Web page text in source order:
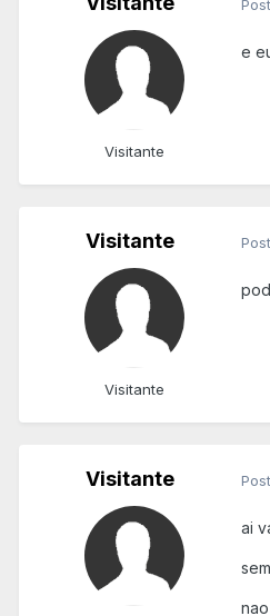
Visitante
e
Visitante
Visitante
Visitante
ai